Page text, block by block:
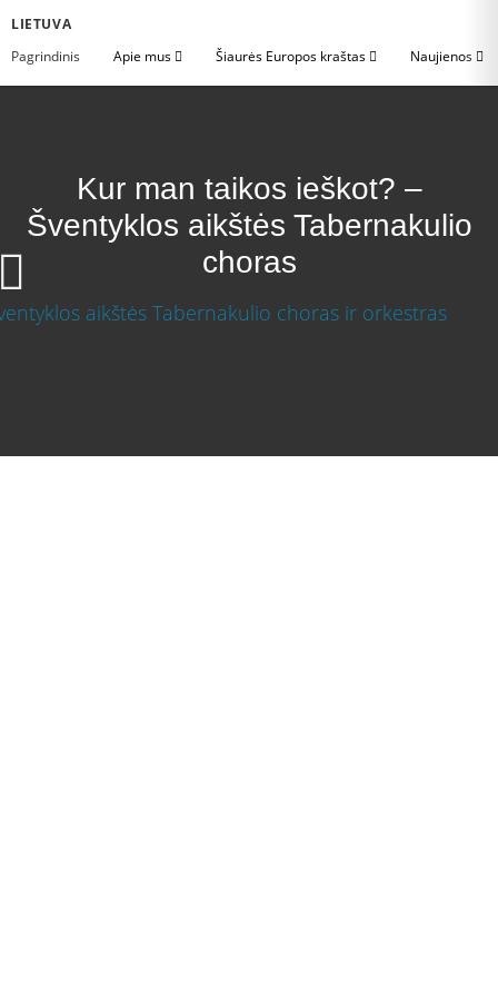
LIETUVA
Pagrindinis
Apie mus Šiaurės Europos kraštas Naujienos
Kur man taikos ieškot? –
Šventyklos aikštės Tabernakulio
choras